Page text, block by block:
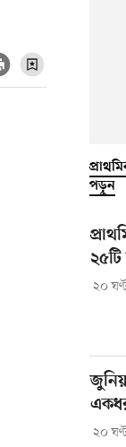
পড়ুন
২৫টি
২০
২০